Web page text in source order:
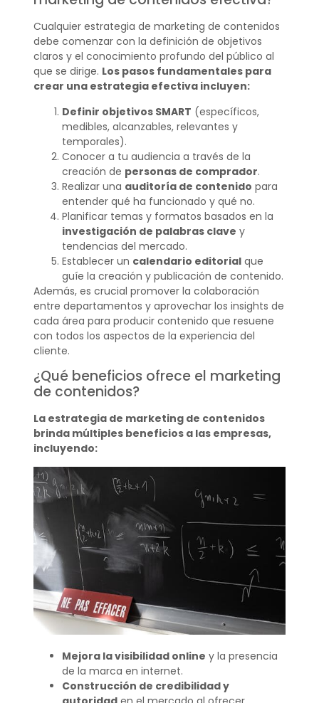
Cualquier estrategia de marketing de contenidos
debe comenzar con la definición de objetivos
claros y el conocimiento profundo del público al
que se dirige. Los pasos fundamentales para
crear una estrategia efectiva incluyen:
Definir objetivos SMART (específicos,
medibles, alcanzables, relevantes y
temporales).
Conocer a tu audiencia a través de la
creación de personas de comprador.
Realizar una auditoría de contenido para
entender qué ha funcionado y qué no.
Planificar temas y formatos basados en la
investigación de palabras clave y
tendencias del mercado.
Establecer un calendario editorialque
guíe la creación y publicación de contenido.
Además, es crucial promover la colaboración
entre departamentos y aprovechar los insights de
cada área para producir contenido que resuene
con todos los aspectos de la experiencia del
cliente.
¿Qué beneficios ofrece el marketing
de contenidos?
La estrategia de marketing de contenidos
brinda múltiples beneficios a las empresas,
incluyendo:
Mejora la visibilidad online y la presencia
de la marca en internet.
Construcción de credibilidad y